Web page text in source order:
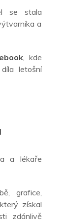
se stala
a
kde
letošní
a lékaře
grafice,
získal
zdánlivě